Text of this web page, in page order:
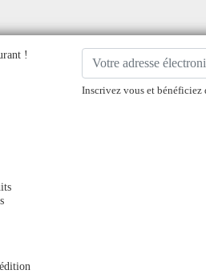
!
Inscrivez vous et bénéficiez